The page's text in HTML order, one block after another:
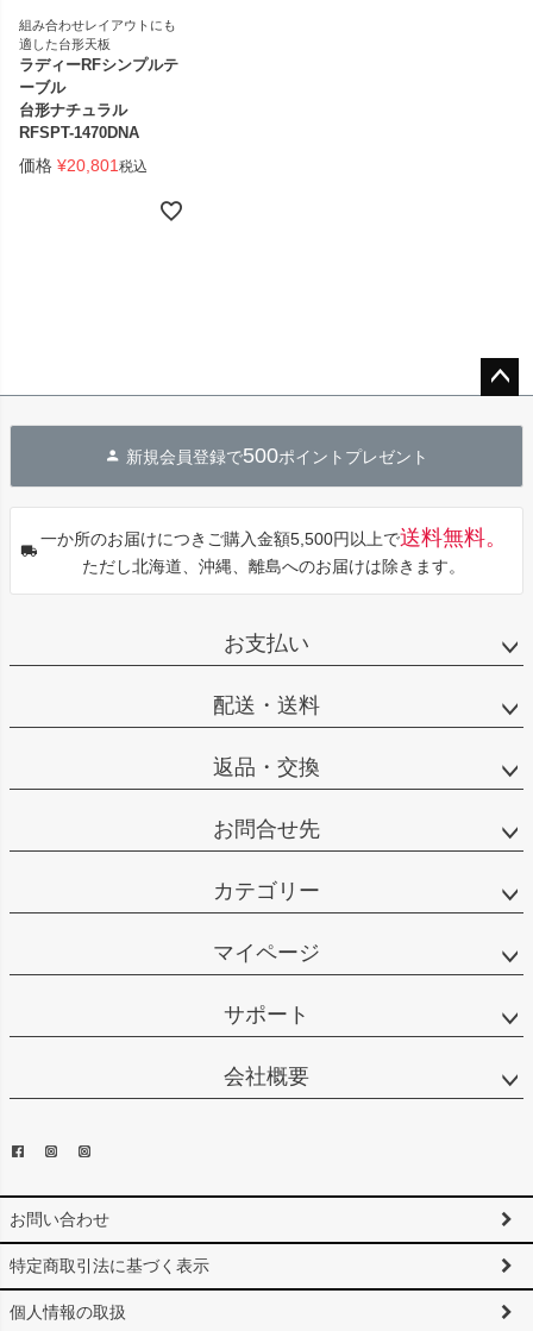
組み合わせレイアウトにも
適した台形天板
ラディーRFシンプルテ
ーブル
台形ナチュラル
RFSPT-1470DNA
価格 ¥20,801 税込
へ
新規会員登録で500ポイントプレゼント
一か所のお届けにつきご購入金額5,500円以上で送料無料。
ただし北海道、沖縄、離島へのお届けは除きます。
お支払い
配送・送料
返品・交換
お問合せ先
カテゴリー
マイページ
サポート
会社概要
お問い合わせ
特定商取引法に基づく表示
個人情報の取扱